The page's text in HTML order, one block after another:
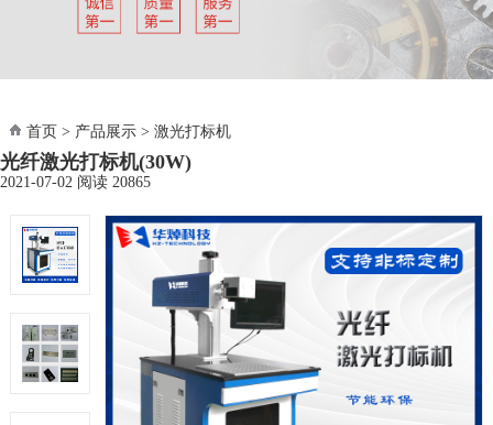
首页> 产品展示> 激光打标机
光纤激光打标机(30W)
2021-07-02 阅读 20865